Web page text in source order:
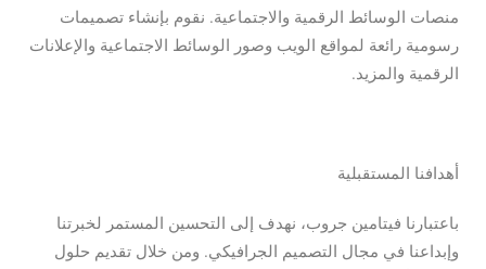
منصات الوسائط الرقمية والاجتماعية. نقوم بإنشاء تصميمات
رسومية رائعة لمواقع الويب وصور الوسائط الاجتماعية والإعلانات
الرقمية والمزيد.
أهدافنا المستقبلية
باعتبارنا فيتامين جروب، نهدف إلى التحسين المستمر لخبرتنا
وإبداعنا في مجال التصميم الجرافيكي. ومن خلال تقديم حلول